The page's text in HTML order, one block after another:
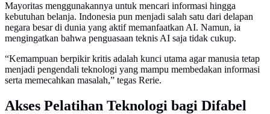
Mayoritas menggunakannya untuk mencari informasi hingga
kebutuhan belanja. Indonesia pun menjadi salah satu dari delapan
negara besar di dunia yang aktif memanfaatkan AI. Namun, ia
mengingatkan bahwa penguasaan teknis AI saja tidak cukup.
“Kemampuan berpikir kritis adalah kunci utama agar manusia tetap
menjadi pengendali teknologi yang mampu membedakan informasi
serta memecahkan masalah,” tegas Rerie.
Akses Pelatihan Teknologi bagi Difabel